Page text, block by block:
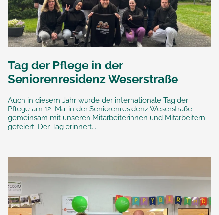
Tag der Pflege in der
Seniorenresidenz Weserstraße
Auch in diesem Jahr wurde der internationale Tag der
Pflege am 12. Mai in der Seniorenresidenz Weserstraße
gemeinsam mit unseren Mitarbeiterinnen und Mitarbeitern
gefeiert. Der Tag erinnert...